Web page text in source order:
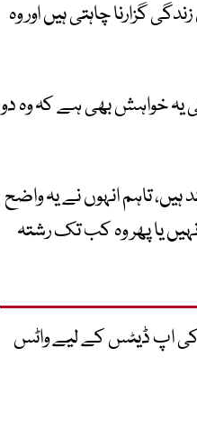
گزارنا چاہتی ہیں اور وہ
یہ خواہش بھی ہے کہ وہ دو
تاہم انہوں نے یہ واضح
یا پھر وہ کب تک رشتہ
کی اپ ڈیٹس کے لیے واٹس